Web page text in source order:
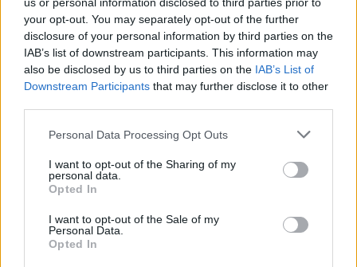
your opt-out. You may separately opt-out of the further
disclosure of your personal information by third parties on the
IAB’s list of downstream participants. This information may
also be disclosed by us to third parties on the IAB’s List of
Downstream Participants that may further disclose it to other
Personal Data Processing Opt Outs
I want to opt-out of the Sharing of my
personal data.
Opted In
I want to opt-out of the Sale of my
Personal Data.
Opted In
Kit 4- 1500W
Disponível
Ideal para alimentar vários
equipamentos eletrónicos
889,00€c/ IVA
Kit 5- 2500W
Disponível
Ideal para alimentar vários
equipamentos eletrônicos
1 199,00€c/ IVA